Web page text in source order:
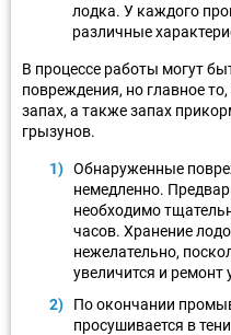
лодка. У каждого
различные
В процессе работы могут
повреждения, но главное
запах, а также запах
грызунов.
Обнаруженные
немедленно.
необходимо
часов. Хранение
нежелательно,
увеличится и ремонт
По окончании
просушивается в